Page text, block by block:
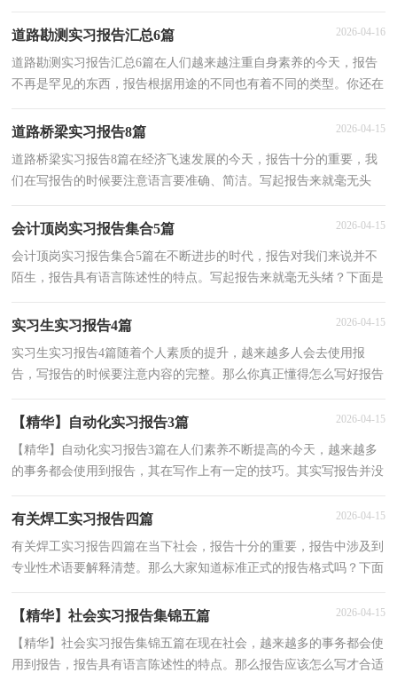
道路勘测实习报告汇总6篇 2026-04-16
道路勘测实习报告汇总6篇在人们越来越注重自身素养的今天，报告
不再是罕见的东西，报告根据用途的不同也有着不同的类型。你还在
道路桥梁实习报告8篇 2026-04-15
道路桥梁实习报告8篇在经济飞速发展的今天，报告十分的重要，我
们在写报告的时候要注意语言要准确、简洁。写起报告来就毫无头
会计顶岗实习报告集合5篇 2026-04-15
会计顶岗实习报告集合5篇在不断进步的时代，报告对我们来说并不
陌生，报告具有语言陈述性的特点。写起报告来就毫无头绪？下面是
实习生实习报告4篇 2026-04-15
实习生实习报告4篇随着个人素质的提升，越来越多人会去使用报
告，写报告的时候要注意内容的完整。那么你真正懂得怎么写好报告
【精华】自动化实习报告3篇 2026-04-15
【精华】自动化实习报告3篇在人们素养不断提高的今天，越来越多
的事务都会使用到报告，其在写作上有一定的技巧。其实写报告并没
有关焊工实习报告四篇 2026-04-15
有关焊工实习报告四篇在当下社会，报告十分的重要，报告中涉及到
专业性术语要解释清楚。那么大家知道标准正式的报告格式吗？下面
【精华】社会实习报告集锦五篇 2026-04-15
【精华】社会实习报告集锦五篇在现在社会，越来越多的事务都会使
用到报告，报告具有语言陈述性的特点。那么报告应该怎么写才合适